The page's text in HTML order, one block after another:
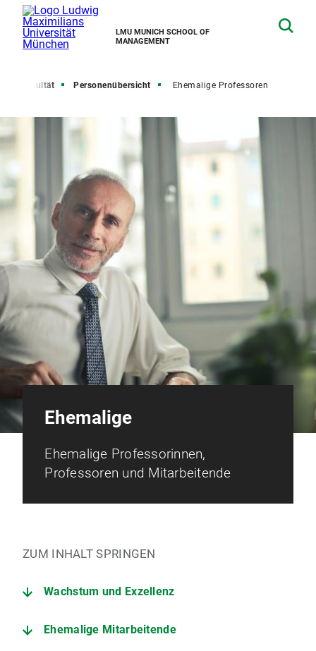
LMU MUNICH SCHOOL OF
MANAGEMENT
Fakultät Personenübersicht Ehemalige Professoren
Ehemalige
Ehemalige Professorinnen,
Professoren und Mitarbeitende
ZUM INHALT SPRINGEN
Wachstum und Exzellenz
Ehemalige Mitarbeitende